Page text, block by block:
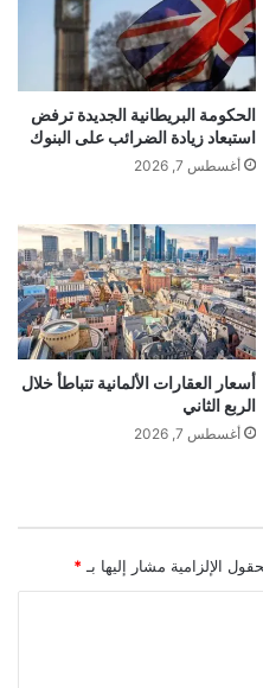
الحكومة البريطانية الجديدة ترفض
استبعاد زيادة الضرائب على البنوك
أغسطس 7, 2026
أسعار العقارات الألمانية تتباطأ خلال
الربع الثاني
أغسطس 7, 2026
الإلزامية مشار إليها بـ *